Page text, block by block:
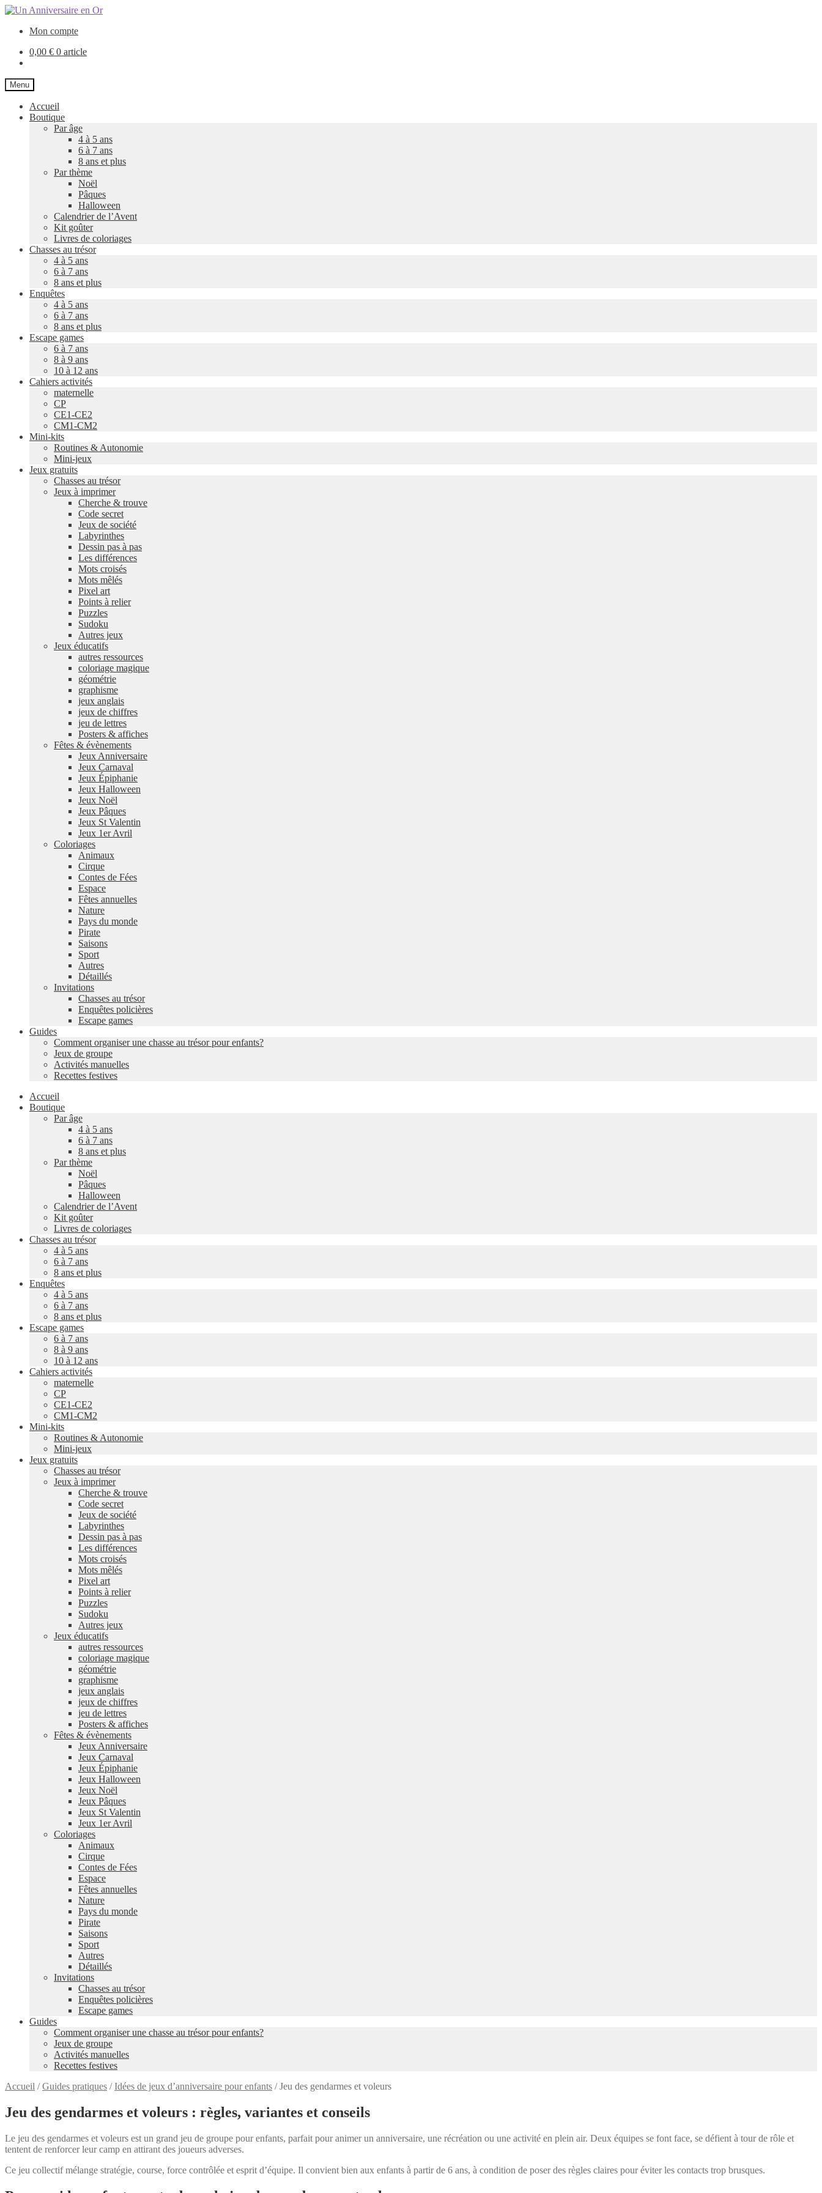
Aller
Aller
contenuMon compte
0,00 € 0 article
Menu
Accueil
Boutique
Par âge
4 à 5 ans
6 à 7 ans
8 ans et plus
Par thème
Noël
Pâques
Halloween
Calendrier de l’Avent
Kit goûter
Livres de coloriages
Chasses au trésor
4 à 5 ans
6 à 7 ans
8 ans et plus
Enquêtes
4 à 5 ans
6 à 7 ans
8 ans et plus
Escape games
6 à 7 ans
8 à 9 ans
10 à 12 ans
Cahiers activités
maternelle
CP
CE1-CE2
CM1-CM2
Mini-kits
Routines & Autonomie
Mini-jeux
Jeux gratuits
Chasses au trésor
Jeux à imprimer
Cherche & trouve
Code secret
Jeux de société
Labyrinthes
Dessin pas à pas
Les différences
Mots croisés
Mots mêlés
Pixel art
Points à relier
Puzzles
Sudoku
Autres jeux
Jeux éducatifs
autres ressources
coloriage magique
géométrie
graphisme
jeux anglais
jeux de chiffres
jeu de lettres
Posters & affiches
Fêtes & évènements
Jeux Anniversaire
Jeux Carnaval
Jeux Épiphanie
Jeux Halloween
Jeux Noël
Jeux Pâques
Jeux St Valentin
Jeux 1er Avril
Coloriages
Animaux
Cirque
Contes de Fées
Espace
Fêtes annuelles
Nature
Pays du monde
Pirate
Saisons
Sport
Autres
Détaillés
Invitations
Chasses au trésor
Enquêtes policières
Escape games
Guides
Comment organiser une chasse au trésor pour enfants?
Jeux de groupe
Activités manuelles
Recettes festives
Accueil
Boutique
Par âge
4 à 5 ans
6 à 7 ans
8 ans et plus
Par thème
Noël
Pâques
Halloween
Calendrier de l’Avent
Kit goûter
Livres de coloriages
Chasses au trésor
4 à 5 ans
6 à 7 ans
8 ans et plus
Enquêtes
4 à 5 ans
6 à 7 ans
8 ans et plus
Escape games
6 à 7 ans
8 à 9 ans
10 à 12 ans
Cahiers activités
maternelle
CP
CE1-CE2
CM1-CM2
Mini-kits
Routines & Autonomie
Mini-jeux
Jeux gratuits
Chasses au trésor
Jeux à imprimer
Cherche & trouve
Code secret
Jeux de société
Labyrinthes
Dessin pas à pas
Les différences
Mots croisés
Mots mêlés
Pixel art
Points à relier
Puzzles
Sudoku
Autres jeux
Jeux éducatifs
autres ressources
coloriage magique
géométrie
graphisme
jeux anglais
jeux de chiffres
jeu de lettres
Posters & affiches
Fêtes & évènements
Jeux Anniversaire
Jeux Carnaval
Jeux Épiphanie
Jeux Halloween
Jeux Noël
Jeux Pâques
Jeux St Valentin
Jeux 1er Avril
Coloriages
Animaux
Cirque
Contes de Fées
Espace
Fêtes annuelles
Nature
Pays du monde
Pirate
Saisons
Sport
Autres
Détaillés
Invitations
Chasses au trésor
Enquêtes policières
Escape games
Guides
Comment organiser une chasse au trésor pour enfants?
Jeux de groupe
Activités manuelles
Recettes festives
Accueil /Guides pratiques /Idées de jeux d’anniversaire pour enfants /Jeu des gendarmes et voleurs
Jeu des gendarmes et voleurs : règles, variantes et conseils
Le jeu des gendarmes et voleurs est un grand jeu de groupe pour enfants, parfait pour animer un anniversaire, une récréation ou une activité en plein air. Deux équipes se font face, se défient à tour de rôle et
tentent de renforcer leur camp en attirant des joueurs adverses.
Ce jeu collectif mélange stratégie, course, force contrôlée et esprit d’équipe. Il convient bien aux enfants à partir de 6 ans, à condition de poser des règles claires pour éviter les contacts trop brusques.